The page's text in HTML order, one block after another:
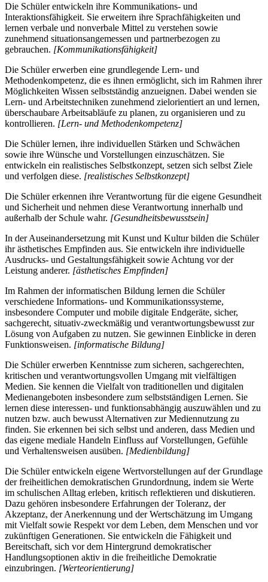
Die Schüler entwickeln ihre Kommunikations- und
Interaktionsfähigkeit. Sie erweitern ihre Sprachfähigkeiten und
lernen verbale und nonverbale Mittel zu verstehen sowie
zunehmend situationsangemessen und partnerbezogen zu
gebrauchen. [Kommunikationsfähigkeit]
Die Schüler erwerben eine grundlegende Lern- und
Methodenkompetenz, die es ihnen ermöglicht, sich im Rahmen ihrer
Möglichkeiten Wissen selbstständig anzueignen. Dabei wenden sie
Lern- und Arbeitstechniken zunehmend zielorientiert an und lernen,
überschaubare Arbeitsabläufe zu planen, zu organisieren und zu
kontrollieren. [Lern- und Methodenkompetenz]
Die Schüler lernen, ihre individuellen Stärken und Schwächen
sowie ihre Wünsche und Vorstellungen einzuschätzen. Sie
entwickeln ein realistisches Selbstkonzept, setzen sich selbst Ziele
und verfolgen diese. [realistisches Selbstkonzept]
Die Schüler erkennen ihre Verantwortung für die eigene Gesundheit
und Sicherheit und nehmen diese Verantwortung innerhalb und
außerhalb der Schule wahr. [Gesundheitsbewusstsein]
In der Auseinandersetzung mit Kunst und Kultur bilden die Schüler
ihr ästhetisches Empfinden aus. Sie entwickeln ihre individuelle
Ausdrucks- und Gestaltungsfähigkeit sowie Achtung vor der
Leistung anderer. [ästhetisches Empfinden]
Im Rahmen der informatischen Bildung lernen die Schüler
verschiedene Informations- und Kommunikationssysteme,
insbesondere Computer und mobile digitale Endgeräte, sicher,
sachgerecht, situativ-zweckmäßig und verantwortungsbewusst zur
Lösung von Aufgaben zu nutzen. Sie gewinnen Einblicke in deren
Funktionsweisen. [informatische Bildung]
Die Schüler erwerben Kenntnisse zum sicheren, sachgerechten,
kritischen und verantwortungsvollen Umgang mit vielfältigen
Medien. Sie kennen die Vielfalt von traditionellen und digitalen
Medienangeboten insbesondere zum selbstständigen Lernen. Sie
lernen diese interessen- und funktionsabhängig auszuwählen und zu
nutzen bzw. auch bewusst Alternativen zur Mediennutzung zu
finden. Sie erkennen bei sich selbst und anderen, dass Medien und
das eigene mediale Handeln Einfluss auf Vorstellungen, Gefühle
und Verhaltensweisen ausüben. [Medienbildung]
Die Schüler entwickeln eigene Wertvorstellungen auf der Grundlage
der freiheitlichen demokratischen Grundordnung, indem sie Werte
im schulischen Alltag erleben, kritisch reflektieren und diskutieren.
Dazu gehören insbesondere Erfahrungen der Toleranz, der
Akzeptanz, der Anerkennung und der Wertschätzung im Umgang
mit Vielfalt sowie Respekt vor dem Leben, dem Menschen und vor
zukünftigen Generationen. Sie entwickeln die Fähigkeit und
Bereitschaft, sich vor dem Hintergrund demokratischer
Handlungsoptionen aktiv in die freiheitliche Demokratie
einzubringen. [Werteorientierung]